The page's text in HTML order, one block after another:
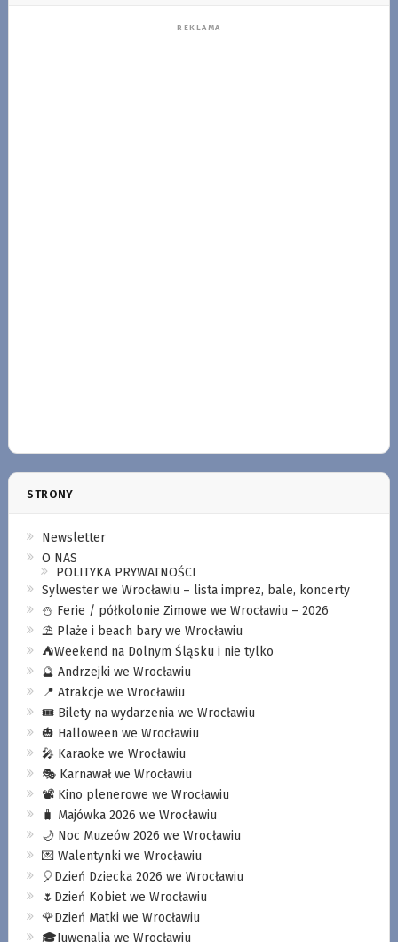
STRONY
Newsletter
O NAS
POLITYKA PRYWATNOŚCI
Sylwester we Wrocławiu – lista imprez, bale, koncerty
⛄️ Ferie / półkolonie Zimowe we Wrocławiu – 2026
⛱️ Plaże i beach bary we Wrocławiu
⛺️Weekend na Dolnym Śląsku i nie tylko
🔮 Andrzejki we Wrocławiu
📍 Atrakcje we Wrocławiu
🎟️ Bilety na wydarzenia we Wrocławiu
🎃 Halloween we Wrocławiu
🎤 Karaoke we Wrocławiu
🎭 Karnawał we Wrocławiu
📽️ Kino plenerowe we Wrocławiu
🧳 Majówka 2026 we Wrocławiu
🌙 Noc Muzeów 2026 we Wrocławiu
💌 Walentynki we Wrocławiu
🎈Dzień Dziecka 2026 we Wrocławiu
🌷Dzień Kobiet we Wrocławiu
🌹Dzień Matki we Wrocławiu
🎓Juwenalia we Wrocławiu